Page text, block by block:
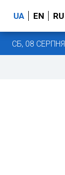
UA EN RU
СБ, 08 СЕРПНЯ